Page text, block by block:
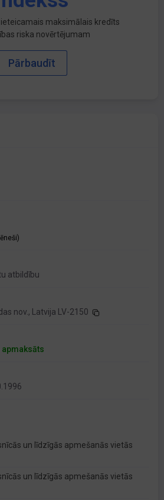
maksimālais kredīts
riska novērtējumam
Pārbaudīt
atbildību
nov., Latvija LV-2150
un līdzīgās apmešanās vietās
un līdzīgās apmešanās vietās